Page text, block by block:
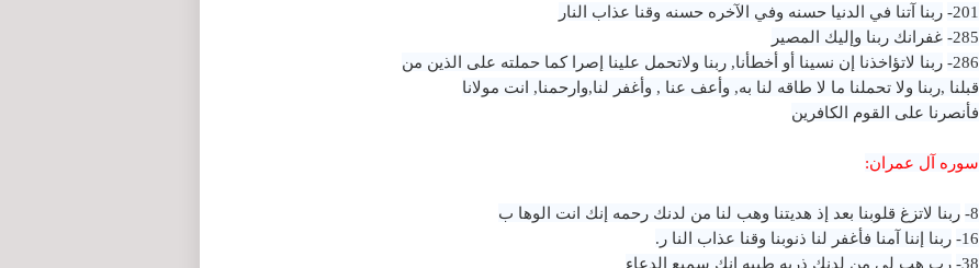
201- ربنا آتنا في الدنيا حسنه وفي الآخره حسنه وقنا عذاب النار
285- غفرانك ربنا وإليك المصير
286- ربنا لاتؤاخذنا إن نسينا أو أخطأنا, ربنا ولاتحمل علينا إصرا كما حملته على الذين من
قبلنا ,ربنا ولا تحملنا ما لا طاقه لنا به, وأعف عنا , وأغفر لنا,وارحمنا, انت مولانا
فأنصرنا على القوم الكافرين
سوره آل عمران:
8- ربنا لاتزغ قلوبنا بعد إذ هديتنا وهب لنا من لدنك رحمه إنك انت الوها ب
16- ربنا إننا آمنا فأغفر لنا ذنوبنا وقنا عذاب النا ر.
38- رب هب لي من لدنك ذريه طيبه إنك سميع الدعاء